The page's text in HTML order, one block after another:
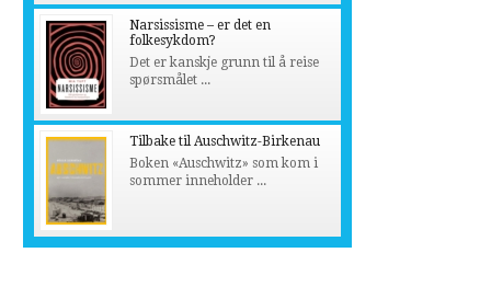
Narsissisme – er det en
folkesykdom?
Det er kanskje grunn til å reise
spørsmålet ...
Tilbake til Auschwitz-Birkenau
Boken «Auschwitz» som kom i
sommer inneholder ...